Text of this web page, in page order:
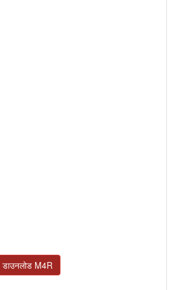
डाउनलोड M4R